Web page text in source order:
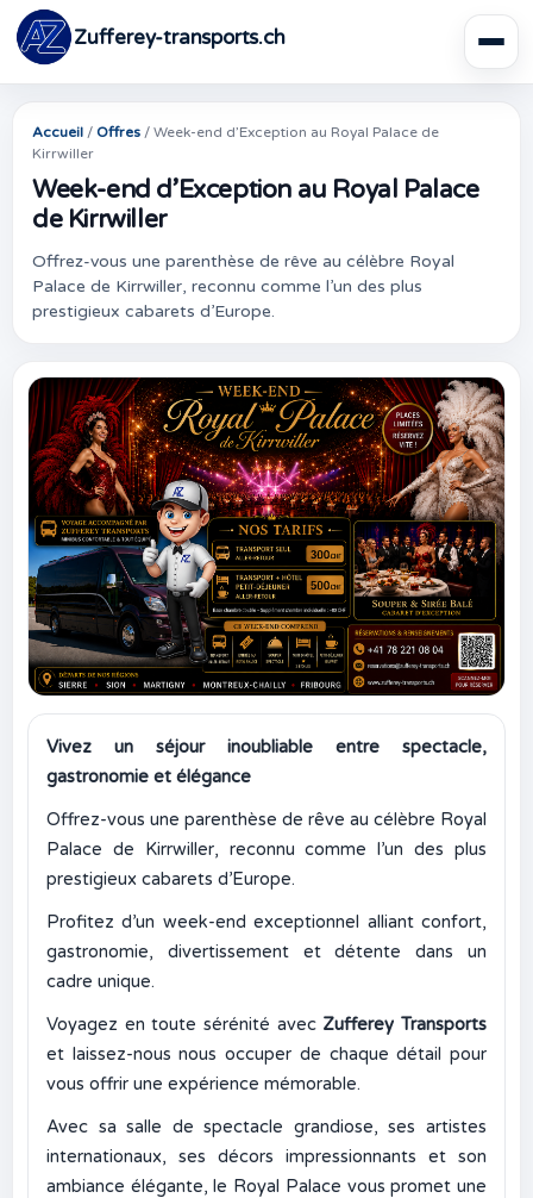
Zufferey-transports.ch
Accueil / Offres / Week-end d’Exception au Royal Palace de
Kirrwiller
Week-end d’Exception au Royal Palace
de Kirrwiller
Offrez-vous une parenthèse de rêve au célèbre Royal
Palace de Kirrwiller, reconnu comme l’un des plus
prestigieux cabarets d’Europe.
Vivez un séjour inoubliable entre spectacle,
gastronomie et élégance
Offrez-vous une parenthèse de rêve au célèbre Royal
Palace de Kirrwiller, reconnu comme l’un des plus
prestigieux cabarets d’Europe.
Profitez d’un week-end exceptionnel alliant confort,
gastronomie, divertissement et détente dans un
cadre unique.
Voyagez en toute sérénité avec Zufferey Transports
et laissez-nous nous occuper de chaque détail pour
vous offrir une expérience mémorable.
Avec sa salle de spectacle grandiose, ses artistes
internationaux, ses décors impressionnants et son
ambiance élégante, le Royal Palace vous promet une